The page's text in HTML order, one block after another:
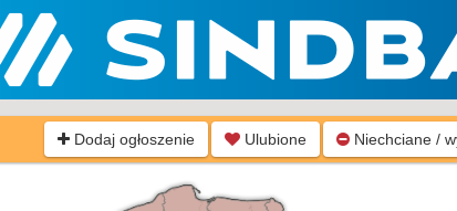
Dodaj ogłoszenie Ulubione Niechciane /